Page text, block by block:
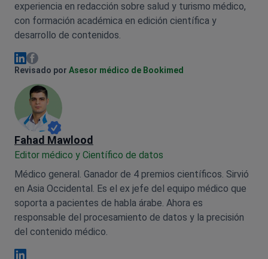
experiencia en redacción sobre salud y turismo médico,
con formación académica en edición científica y
desarrollo de contenidos.
Olena Sikoza Linkedin
Olena Sikoza Facebook
Revisado por Asesor médico de Bookimed
Fahad Mawlood
Editor médico y Científico de datos
Médico general. Ganador de 4 premios científicos. Sirvió
en Asia Occidental. Es el ex jefe del equipo médico que
soporta a pacientes de habla árabe. Ahora es
responsable del procesamiento de datos y la precisión
del contenido médico.